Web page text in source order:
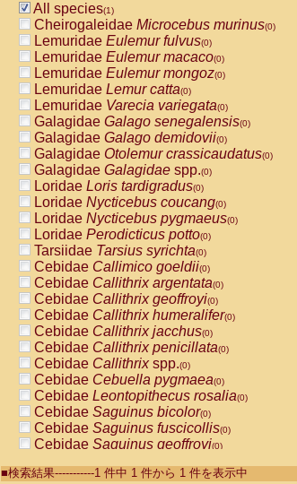
All species(1)
Cheirogaleidae Microcebus murinus(0)
Lemuridae Eulemur fulvus(0)
Lemuridae Eulemur macaco(0)
Lemuridae Eulemur mongoz(0)
Lemuridae Lemur catta(0)
Lemuridae Varecia variegata(0)
Galagidae Galago senegalensis(0)
Galagidae Galago demidovii(0)
Galagidae Otolemur crassicaudatus(0)
Galagidae Galagidae spp.(0)
Loridae Loris tardigradus(0)
Loridae Nycticebus coucang(0)
Loridae Nycticebus pygmaeus(0)
Loridae Perodicticus potto(0)
Tarsiidae Tarsius syrichta(0)
Cebidae Callimico goeldii(0)
Cebidae Callithrix argentata(0)
Cebidae Callithrix geoffroyi(0)
Cebidae Callithrix humeralifer(0)
Cebidae Callithrix jacchus(0)
Cebidae Callithrix penicillata(0)
Cebidae Callithrixspp.(0)
Cebidae Cebuella pygmaea(0)
Cebidae Leontopithecus rosalia(0)
Cebidae Saguinus bicolor(0)
Cebidae Saguinus fuscicollis(0)
Cebidae Saguinus geoffroyi(0)
CebidaeSaguinus labiatus(0)
■検索結果-----------1 件中 1 件から 1 件を表示中